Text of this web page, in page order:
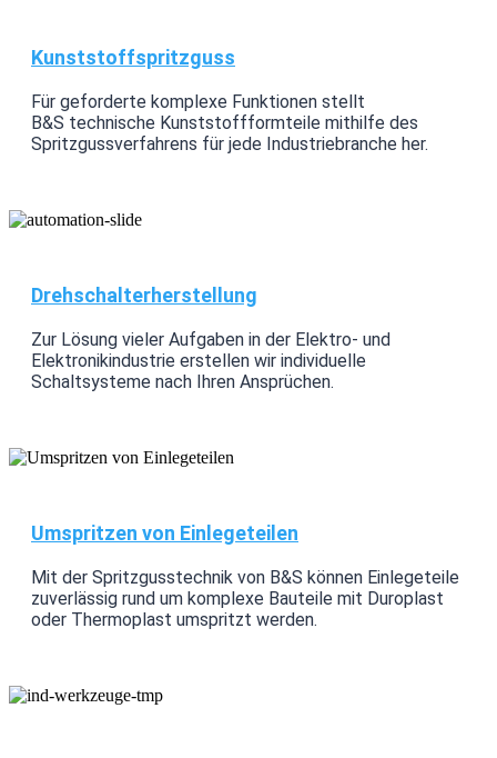
Kunststoffspritzguss
Für geforderte komplexe Funktionen stellt
B&S technische Kunststoffformteile mithilfe des
Spritzgussverfahrens für jede Industriebranche her.
Drehschalterherstellung
Zur Lösung vieler Aufgaben in der Elektro- und
Elektronikindustrie erstellen wir individuelle
Schaltsysteme nach Ihren Ansprüchen.
Umspritzen von Einlegeteilen​
Mit der Spritzgusstechnik von B&S können Einlegeteile
zuverlässig rund um komplexe Bauteile mit Duroplast
oder Thermoplast umspritzt werden.